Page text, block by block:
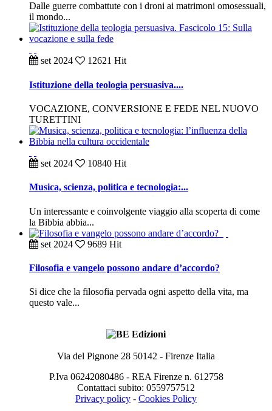
Dalle guerre combattute con i droni ai matrimoni omosessuali,
il mondo...
set2024 12621 Hit
Istituzione della teologia persuasiva....
VOCAZIONE, CONVERSIONE E FEDE NEL NUOVO
TURETTINI
set 2024 10840 Hit
Musica, scienza, politica e tecnologia:...
Un interessante e coinvolgente viaggio alla scoperta di come
la Bibbia abbia...
set 2024 9689 Hit
Filosofia e vangelo possono andare d’accordo?
Si dice che la filosofia pervada ogni aspetto della vita, ma
questo vale...
Via del Pignone 28 50142 - Firenze Italia
P.Iva 06242080486 - REA Firenze n. 612758
Contattaci subito: 0559757512
Privacy policy - Cookies Policy